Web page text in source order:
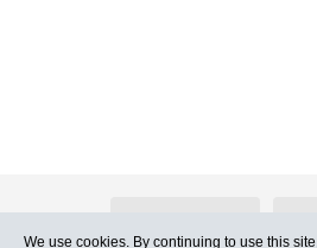
We use cookies. By continuing to use this